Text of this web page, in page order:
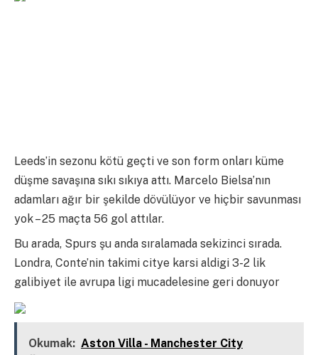
Leeds’in sezonu kötü geçti ve son form onları küme
düşme savaşına sıkı sıkıya attı. Marcelo Bielsa’nın
adamları ağır bir şekilde dövülüyor ve hiçbir savunması
yok – 25 maçta 56 gol attılar.
Bu arada, Spurs şu anda sıralamada sekizinci sırada.
Londra, Conte’nin takimi citye karsi aldigi 3-2 lik
galibiyet ile avrupa ligi mucadelesine geri donuyor
Okumak: Aston Villa - Manchester City